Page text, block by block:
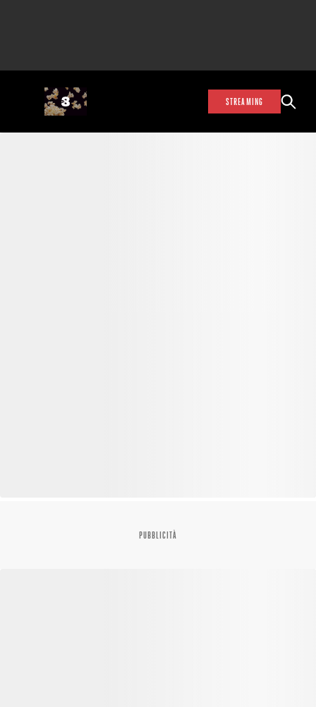
STREAMING
PUBBLICITÀ